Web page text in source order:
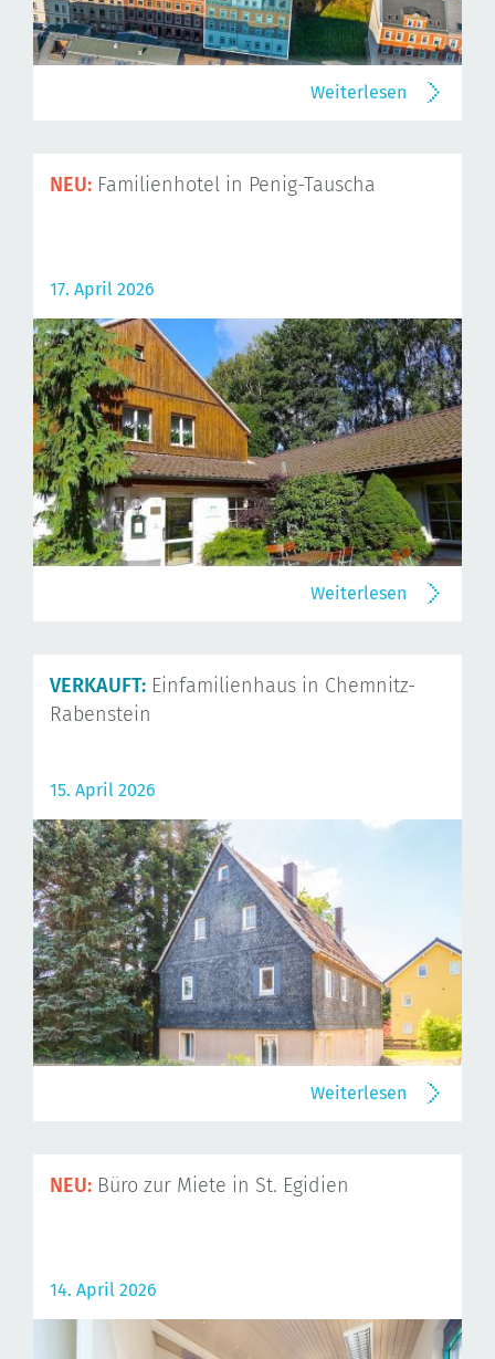
Weiterlesen
NEU: Familienhotel in Penig-Tauscha
17. April 2026
Weiterlesen
VERKAUFT: Einfamilienhaus in Chemnitz-
Rabenstein
15. April 2026
Weiterlesen
NEU: Büro zur Miete in St. Egidien
14. April 2026